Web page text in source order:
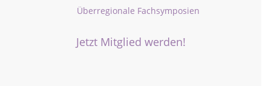
Überregionale Fachsymposien
Jetzt Mitglied werden!